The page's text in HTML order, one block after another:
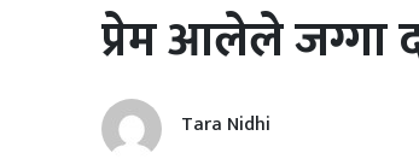
प्रेम आलेले जग्गा
Tara Nidhi